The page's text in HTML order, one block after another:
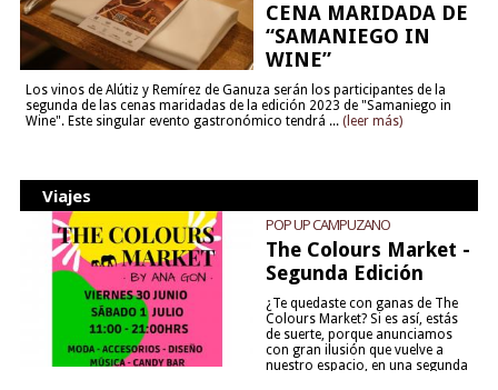
CENA MARIDADA DE
“SAMANIEGO IN
WINE”
Los vinos de Alútiz y Remírez de Ganuza serán los participantes de la
segunda de las cenas maridadas de la edición 2023 de "Samaniego in
Wine". Este singular evento gastronómico tendrá ... (leer más)
Viajes
POP UP CAMPUZANO
The Colours Market -
Segunda Edición
¿Te quedaste con ganas de The
Colours Market? Si es así, estás
de suerte, porque anunciamos
con gran ilusión que vuelve a
nuestro espacio, en una segunda